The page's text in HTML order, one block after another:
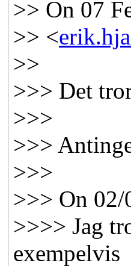
>> On 07
>> <
>>
>>> Det
>>>
>>>
>>>
>>> On
>>>> Jag
exempelvis